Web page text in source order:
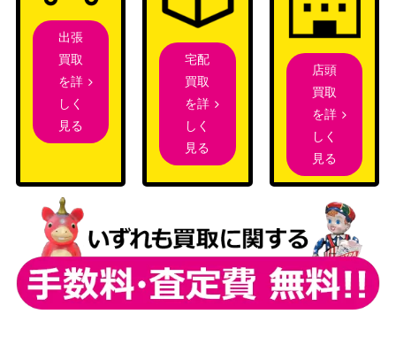
[Foil] 異端の法務官、ウラブラスク / U
rabrask, Heretic Praetor エッチング
[SNC-BF]《日》
（ニューカ
ペナの街
1,200
白鳥の歌/Swan Song[THS] 《日》
[Foil] ラフィーンの塔 / Raffine’s Tower
ボーダーレス [SNC-BF]《日》
Wizards
ペナの街
角）
1,500
栄光のドミヌス、モンドラク/Mondra
Wizards
（ファイレ
1,300
出張
買取
を詳
しく
見る
宅配
買取
を詳
しく
見る
店頭
買取
を詳
しく
見る